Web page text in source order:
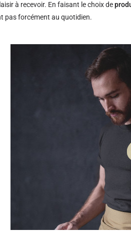
à recevoir. En faisant le choix de
pas forcément au quotidien.